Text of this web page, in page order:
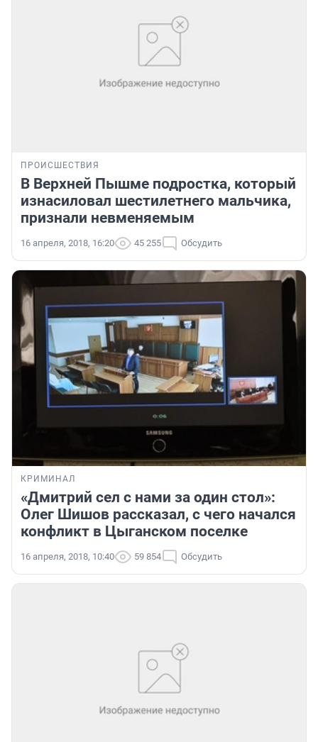
ПРОИСШЕСТВИЯ
В Верхней Пышме подростка, который
изнасиловал шестилетнего мальчика,
признали невменяемым
16 апреля, 2018, 16:20 45 255 Обсудить
КРИМИНАЛ
«Дмитрий сел с нами за один стол»:
Олег Шишов рассказал, с чего начался
конфликт в Цыганском поселке
16 апреля, 2018, 10:40 59 854 Обсудить